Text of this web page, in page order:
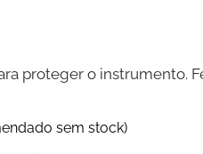
proteger o instrumento.
sem stock)